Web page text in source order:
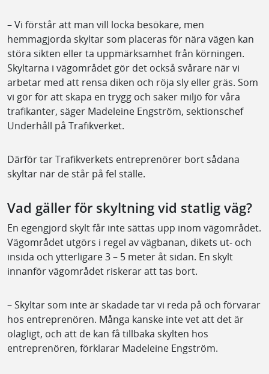
– Vi förstår att man vill locka besökare, men
hemmagjorda skyltar som placeras för nära vägen kan
störa sikten eller ta uppmärksamhet från körningen.
Skyltarna i vägområdet gör det också svårare när vi
arbetar med att rensa diken och röja sly eller gräs. Som
vi gör för att skapa en trygg och säker miljö för våra
trafikanter, säger Madeleine Engström, sektionschef
Underhåll på Trafikverket.
Därför tar Trafikverkets entreprenörer bort sådana
skyltar när de står på fel ställe.
Vad gäller för skyltning vid statlig väg?
En egengjord skylt får inte sättas upp inom vägområdet.
Vägområdet utgörs i regel av vägbanan, dikets ut- och
insida och ytterligare 3 – 5 meter åt sidan. En skylt
innanför vägområdet riskerar att tas bort.
– Skyltar som inte är skadade tar vi reda på och förvarar
hos entreprenören. Många kanske inte vet att det är
olagligt, och att de kan få tillbaka skylten hos
entreprenören, förklarar Madeleine Engström.